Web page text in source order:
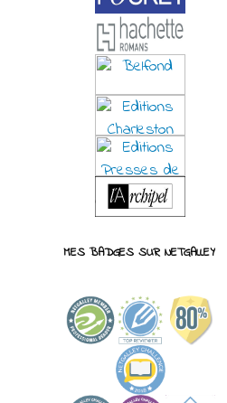
MES BADGES SUR NETGALLEY